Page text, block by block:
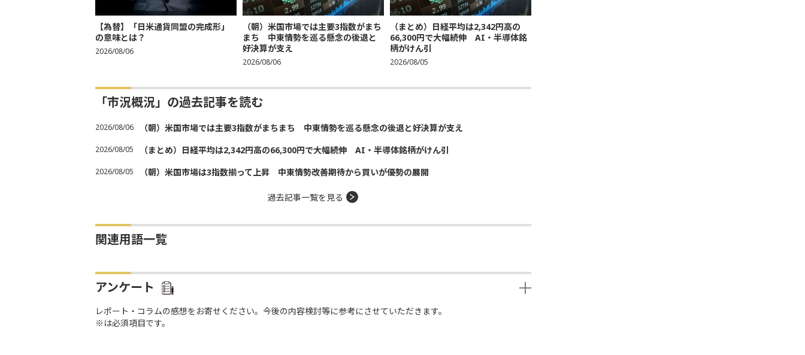
【為替】「日米通貨同盟の完成形」
の意味とは？
2026/08/06
（朝）米国市場では主要3指数がまち
まち 中東情勢を巡る懸念の後退と
好決算が支え
2026/08/06
（まとめ）日経平均は2,342円高の
66,300円で大幅続伸 AI・半導体銘
柄がけん引
2026/08/05
「市況概況」の過去記事を読む
2026/08/06 （朝）米国市場では主要3指数がまちまち 中東情勢を巡る懸念の後退と好決算が支え
2026/08/05 （まとめ）日経平均は2,342円高の66,300円で大幅続伸 AI・半導体銘柄がけん引
2026/08/05 （朝）米国市場は3指数揃って上昇 中東情勢改善期待から買いが優勢の展開
過去記事一覧を見る
関連用語一覧
アンケート
レポート・コラムの感想をお寄せください。今後の内容検討等に参考にさせていただきます。
※は必須項目です。